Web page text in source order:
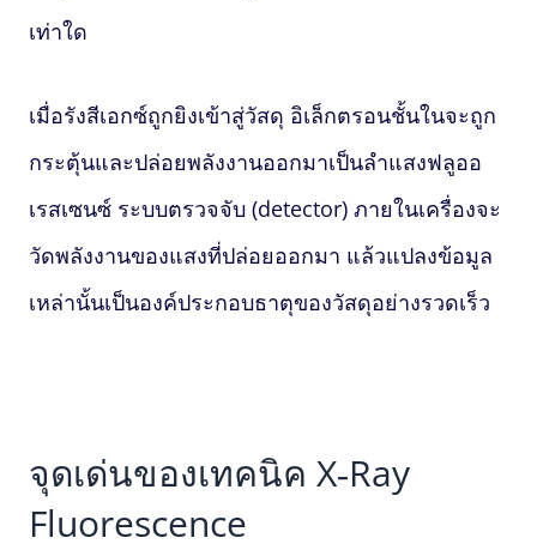
เท่าใด
เมื่อรังสีเอกซ์ถูกยิงเข้าสู่วัสดุ อิเล็กตรอนชั้นในจะถูก
กระตุ้นและปล่อยพลังงานออกมาเป็นลำแสงฟลูออ
เรสเซนซ์ ระบบตรวจจับ (detector) ภายในเครื่องจะ
วัดพลังงานของแสงที่ปล่อยออกมา แล้วแปลงข้อมูล
เหล่านั้นเป็นองค์ประกอบธาตุของวัสดุอย่างรวดเร็ว
จุดเด่นของเทคนิค X‑Ray
Fluorescence